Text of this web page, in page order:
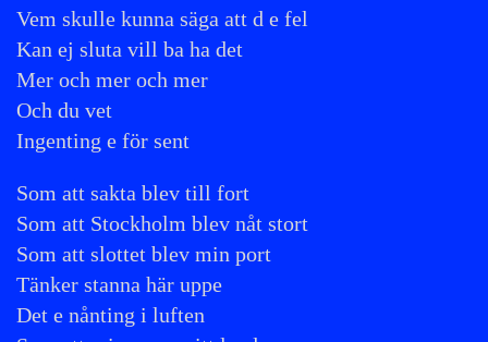
Vem skulle kunna säga att d e fel
Kan ej sluta vill ba ha det
Mer och mer och mer
Och du vet
Ingenting e för sent
Som att sakta blev till fort
Som att Stockholm blev nåt stort
Som att slottet blev min port
Tänker stanna här uppe
Det e nånting i luften